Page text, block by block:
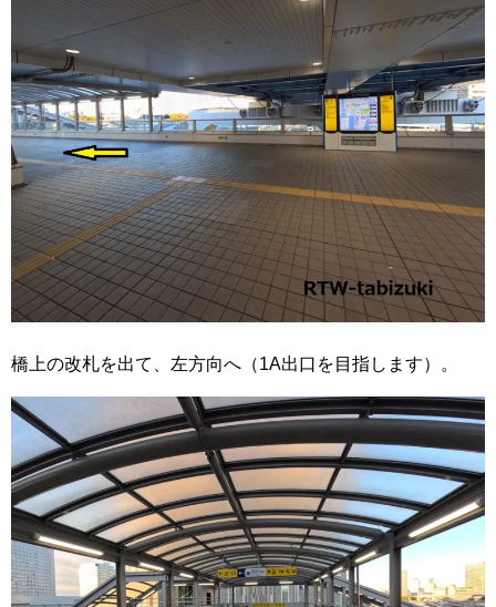
橋上の改札を出て、左方向へ（1A出口を目指します）。